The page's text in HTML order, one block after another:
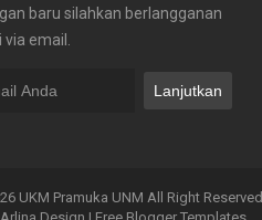
baru silahkan berlangganan
email.
UKM Pramuka UNM All Right Reserved